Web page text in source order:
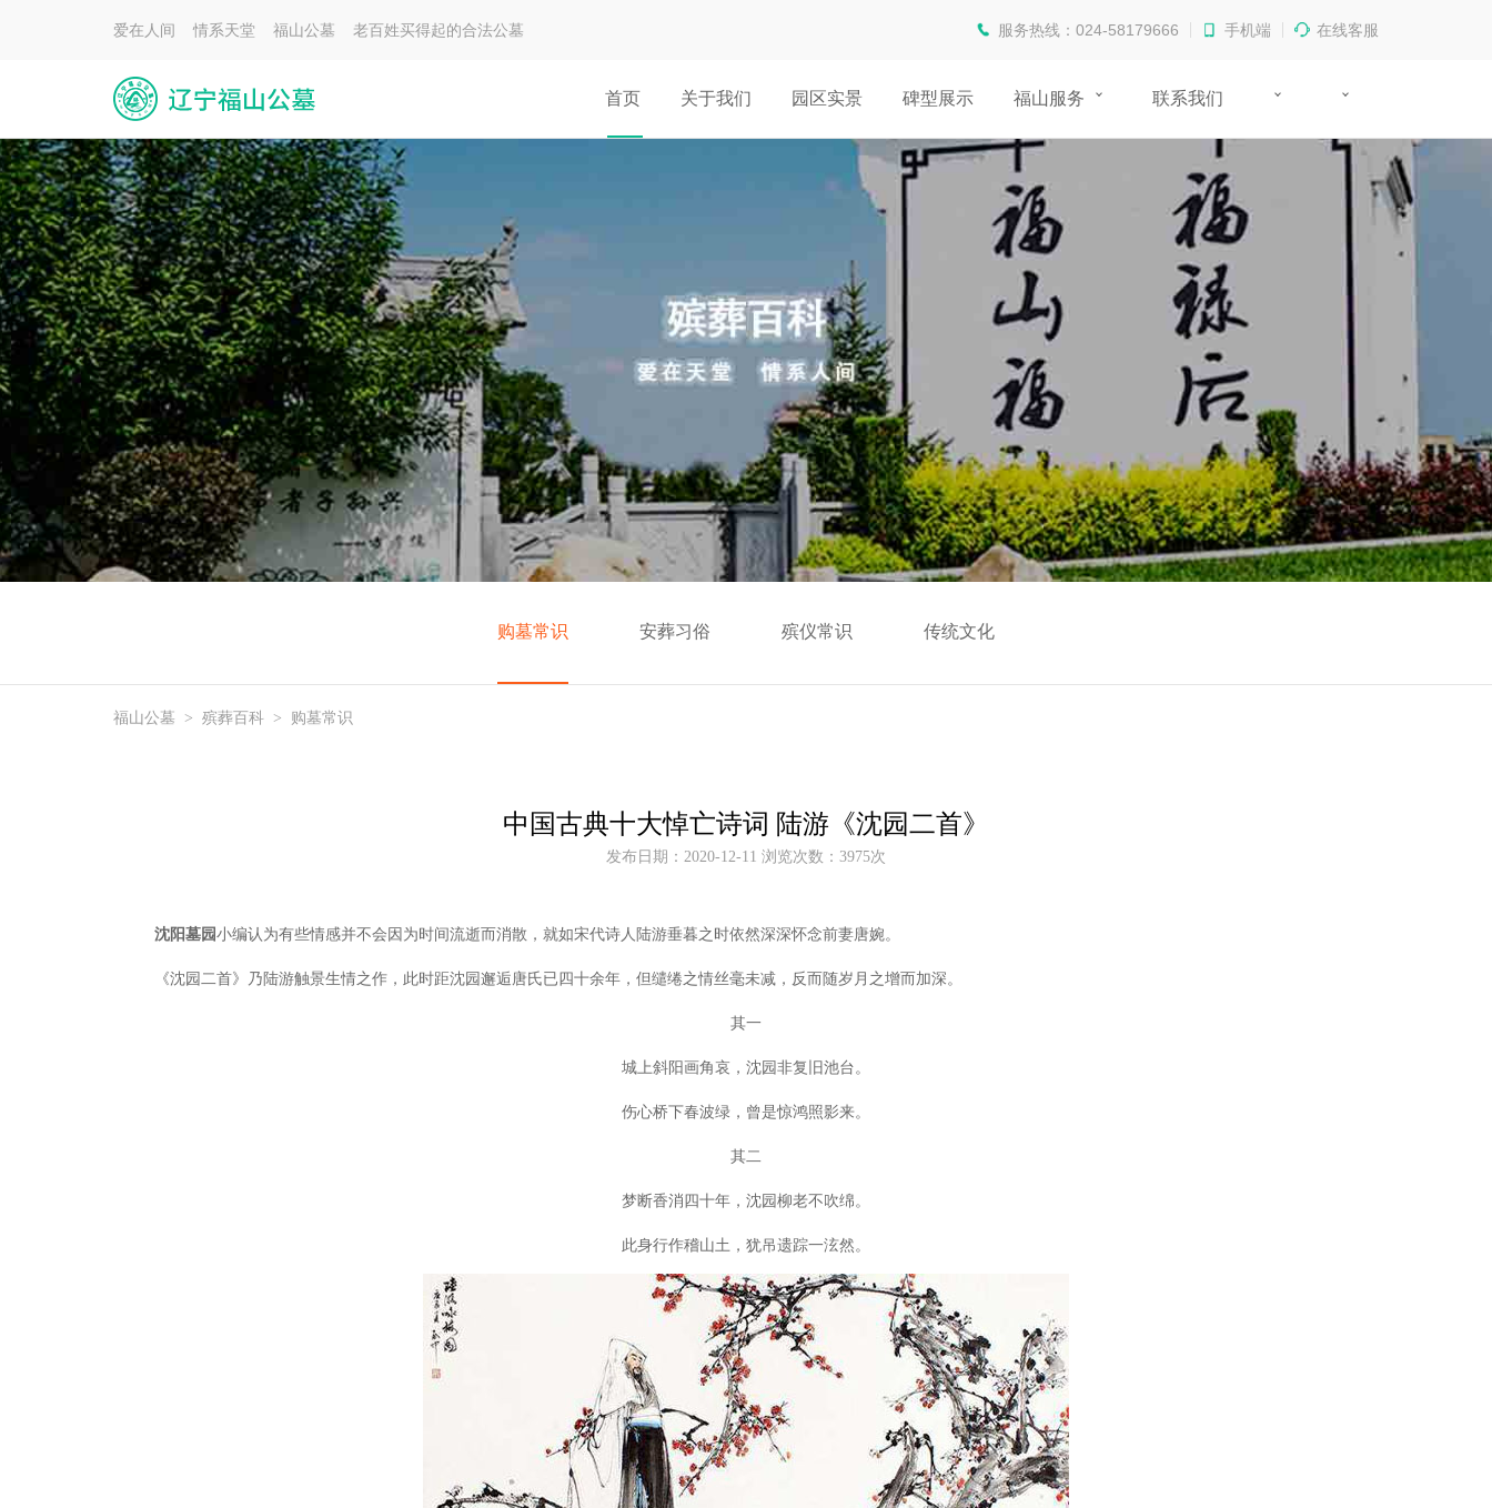
爱在人间 情系天堂 福山公墓 老百姓买得起的合法公墓 服务热线：024-58179666 手机端 在线客服
首页 关于我们 园区实景 碑型展示 福山服务 联系我们
购墓常识 安葬习俗 殡仪常识 传统文化
福山公墓 > 殡葬百科 > 购墓常识
中国古典十大悼亡诗词 陆游《沈园二首》
发布日期：2020-12-11 浏览次数：3975次
沈阳墓园小编认为有些情感并不会因为时间流逝而消散，就如宋代诗人陆游垂暮之时依然深深怀念前妻唐婉。
《沈园二首》 乃陆游触景生情之作，此时距沈园邂逅唐氏已四十余年，但缱绻之情丝毫未减，反而随岁月 之增而加深。
其一
城上斜阳画角哀，沈园非复旧池台。
伤心桥下春波绿，曾是惊鸿照影来。
其二
梦断香消四十年，沈园柳老不吹绵。
此身行作稽山土，犹吊遗踪一泫然。